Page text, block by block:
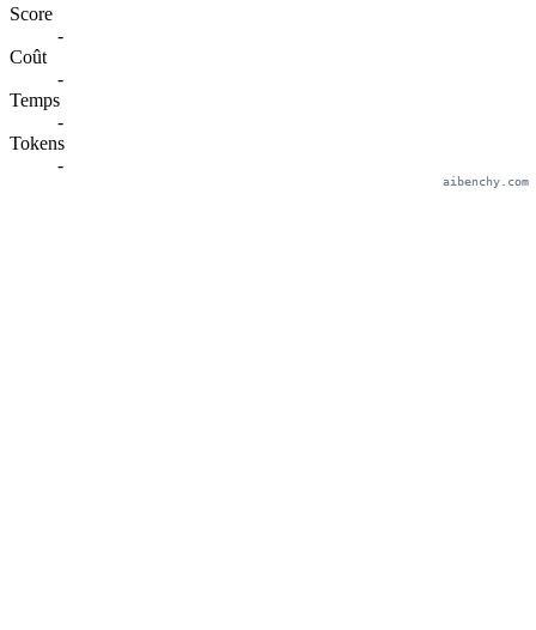
Score
-
Coût
-
Temps
-
Tokens
-